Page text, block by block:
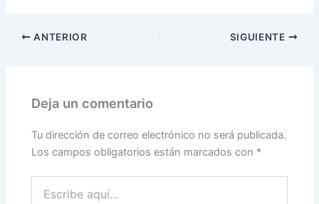
ANTERIOR SIGUIENTE
Deja un comentario
Tu dirección de correo electrónico no será publicada.
Los campos obligatorios están marcados con *
aquí...